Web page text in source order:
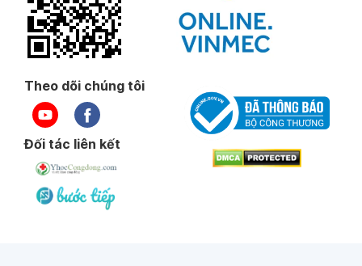
Theo dõi chúng tôi
Đối tác liên kết